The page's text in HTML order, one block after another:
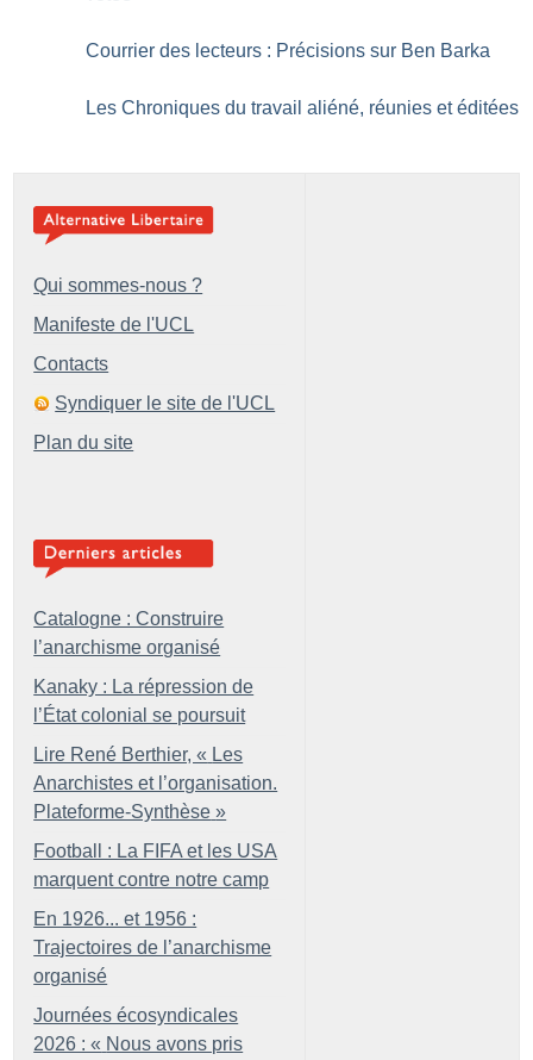
Courrier des lecteurs : Précisions sur Ben Barka
Les Chroniques du travail aliéné, réunies et éditées
Qui sommes-nous ?
Manifeste de l'UCL
Contacts
Syndiquer le site de l'UCL
Plan du site
Catalogne : Construire
l’anarchisme organisé
Kanaky : La répression de
l’État colonial se poursuit
Lire René Berthier, « Les
Anarchistes et l’organisation.
Plateforme-Synthèse »
Football : La FIFA et les USA
marquent contre notre camp
En 1926... et 1956 :
Trajectoires de l’anarchisme
organisé
Journées écosyndicales
2026 : « Nous avons pris